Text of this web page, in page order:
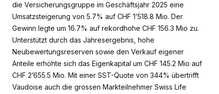
die Versicherungsgruppe im Geschäftsjahr 2025 eine
Umsatzsteigerung von 5.7% auf CHF 1’518.8 Mio. Der
Gewinn legte um 16.7% auf rekordhohe CHF 156.3 Mio zu.
Unterstützt durch das Jahresergebnis, hohe
Neubewertungsreserven sowie den Verkauf eigener
Anteile erhöhte sich das Eigenkapital um CHF 145.2 Mio auf
CHF 2’655.5 Mio. Mit einer SST-Quote von 344% übertrifft
Vaudoise auch die grossen Markteilnehmer Swiss Life